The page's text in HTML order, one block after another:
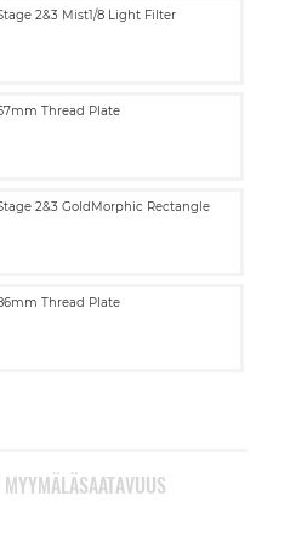
2&3 Mist1/8 Light Filter
Thread Plate
2&3 GoldMorphic Rectangle
Thread Plate
MYYMÄLÄSAATAVUUS